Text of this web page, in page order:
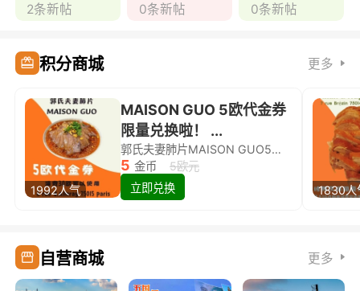
2条新帖 0条新帖 0条新帖
积分商城 更多
1992人气
MAISON GUO 5欧代金券
限量兑换啦！ ...
郭氏夫妻肺片MAISON GUO5欧代金券限量兑换啦！
5 金币
5欧元
立即兑换
1830人
自营商城 更多